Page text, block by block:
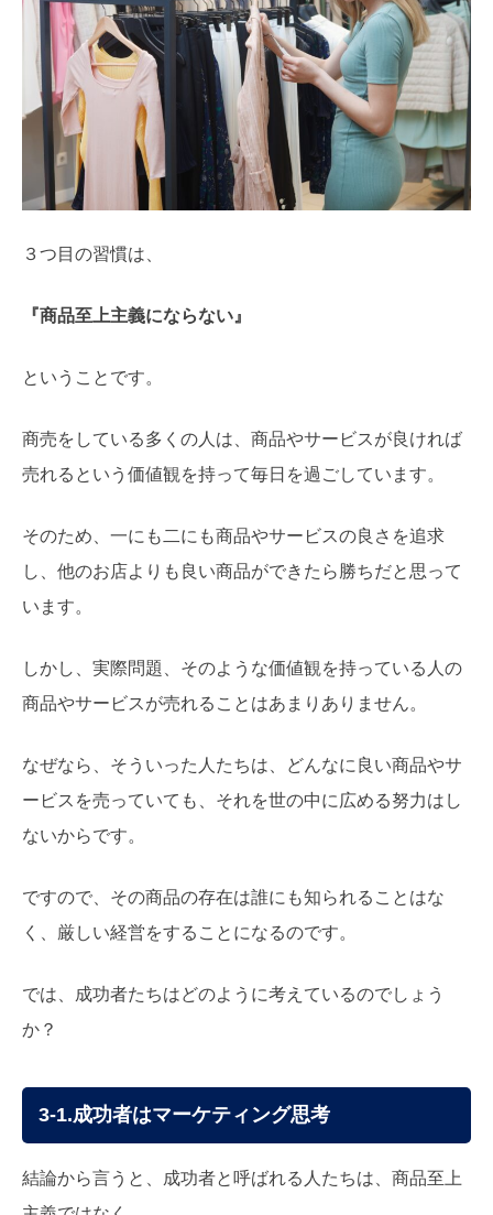
３つ目の習慣は、
『商品至上主義にならない』
ということです。
商売をしている多くの人は、商品やサービスが良ければ
売れるという価値観を持って毎日を過ごしています。
そのため、一にも二にも商品やサービスの良さを追求
し、他のお店よりも良い商品ができたら勝ちだと思って
います。
しかし、実際問題、そのような価値観を持っている人の
商品やサービスが売れることはあまりありません。
なぜなら、そういった人たちは、どんなに良い商品やサ
ービスを売っていても、それを世の中に広める努力はし
ないからです。
ですので、その商品の存在は誰にも知られることはな
く、厳しい経営をすることになるのです。
では、成功者たちはどのように考えているのでしょう
か？
3-1.成功者はマーケティング思考
結論から言うと、成功者と呼ばれる人たちは、商品至上